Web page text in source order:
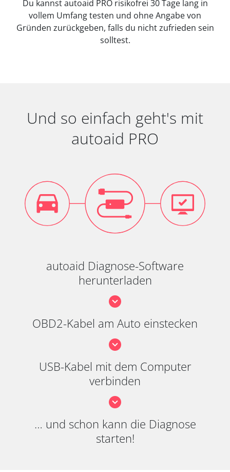
Du kannst autoaid PRO risikofrei 30 Tage lang in
vollem Umfang testen und ohne Angabe von
Gründen zurückgeben, falls du nicht zufrieden sein
solltest.
Und so einfach geht's mit
autoaid PRO
autoaid Diagnose-Software
herunterladen
OBD2-Kabel am Auto einstecken
USB-Kabel mit dem Computer
verbinden
… und schon kann die Diagnose
starten!